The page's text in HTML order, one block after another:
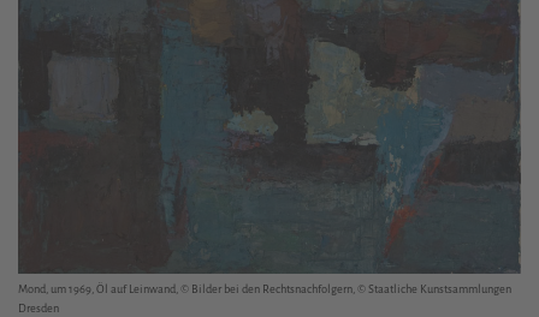
Mond, um 1969, Öl auf Leinwand, © Bilder bei den Rechtsnachfolgern, © Staatliche Kunstsammlungen
Dresden